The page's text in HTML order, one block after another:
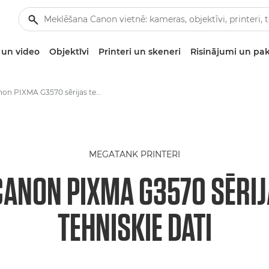
video Objektīvi Printeri un skeneri Risinājumi un
Canon PIXMA G3570 sērijas tehniskie dati
MEGATANK PRINTERI
PIXMA G3570
TEHNISKIE DATI